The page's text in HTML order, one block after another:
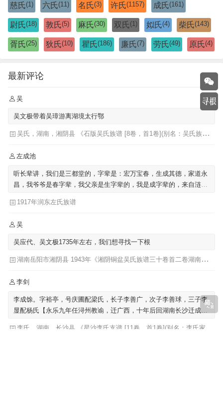
慈氏(1) 六氏(11) 名氏(3) 许氏(1157) 成氏(161)
尉氏(18) 敦氏(5) 麻氏(30) 双氏 (1) 姒氏(4) 柴氏(143)
胥氏(25) 狄氏(10) 瞿氏(186) 廉氏(7) 劳氏(49) 原氏(4)
最新评论
吴
吴文极带着吴璋游离湖境太行鄂
吴氏，湖南，湘阴县 《石版吴氏族谱 [8卷，首1卷](别名：吴氏族谱)》
左成池
听长辈讲，我们是三都堂的，字辈是：宏万宝春，生成其德，家道永
昌，我爷爷是春字辈，我父亲是生字辈的，我是成字辈的，来自涟水
1917年润东左氏族谱
吴
吴应代、吴文极1735年左右，我们想寻找一下根
湖南岳阳市湘阴县 1943年《湘阴铜盆吴氏族谱三十卷首二卷湖南省岳阳市湘阴县》发祥堂|吴楚椿（主修）
李剑
李成馀。字裕亭，号庆圃配梁氏，长子李善广，次子李善球，三子李
显配杨氏【永乐九年任浔州教谕，迁广西，十年后回湖南长沙迁成馀
李氏，湖南，长沙县 《星沙李氏支谱 [11卷，首1卷](别名：李氏家乘)》李芳城 ...[等]主修 ; 李沛华 ... [等]纂修